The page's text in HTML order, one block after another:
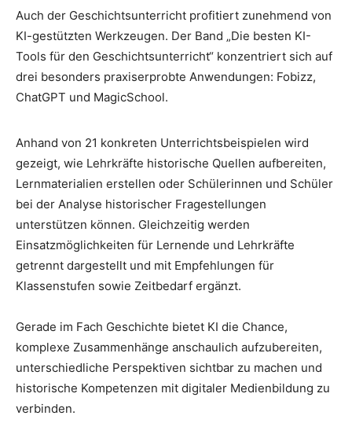
Auch der Geschichtsunterricht profitiert zunehmend von
KI-gestützten Werkzeugen. Der Band „Die besten KI-
Tools für den Geschichtsunterricht“ konzentriert sich auf
drei besonders praxiserprobte Anwendungen: Fobizz,
ChatGPT und MagicSchool.
Anhand von 21 konkreten Unterrichtsbeispielen wird
gezeigt, wie Lehrkräfte historische Quellen aufbereiten,
Lernmaterialien erstellen oder Schülerinnen und Schüler
bei der Analyse historischer Fragestellungen
unterstützen können. Gleichzeitig werden
Einsatzmöglichkeiten für Lernende und Lehrkräfte
getrennt dargestellt und mit Empfehlungen für
Klassenstufen sowie Zeitbedarf ergänzt.
Gerade im Fach Geschichte bietet KI die Chance,
komplexe Zusammenhänge anschaulich aufzubereiten,
unterschiedliche Perspektiven sichtbar zu machen und
historische Kompetenzen mit digitaler Medienbildung zu
verbinden.